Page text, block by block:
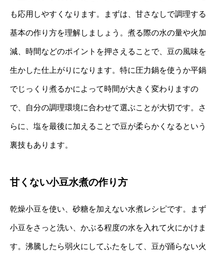
も応用しやすくなります。まずは、甘さなしで調理する
基本の作り方を理解しましょう。煮る際の水の量や火加
減、時間などのポイントを押さえることで、豆の風味を
生かした仕上がりになります。特に圧力鍋を使うか平鍋
でじっくり煮るかによって時間が大きく変わりますの
で、自分の調理環境に合わせて選ぶことが大切です。さ
らに、塩を最後に加えることで豆が柔らかくなるという
裏技もあります。
甘くない小豆水煮の作り方
乾燥小豆を使い、砂糖を加えない水煮レシピです。まず
小豆をさっと洗い、かぶる程度の水を入れて火にかけま
す。沸騰したら弱火にしてふたをして、豆が踊らない火